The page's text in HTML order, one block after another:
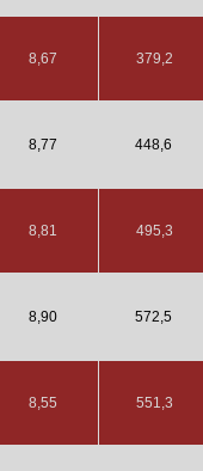
8,67 379,2
8,77 448,6
8,81 495,3
8,90 572,5
8,55 551,3